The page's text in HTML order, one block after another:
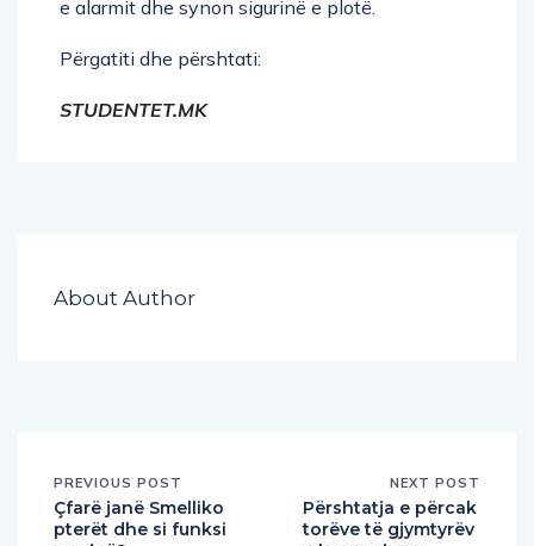
e alarmit dhe synon sigurinë e plotë.
Përgatiti dhe përshtati:
STUDENTET.MK
About Author
PREVIOUS POST
Çfarë janë Smelliko
pterët dhe si funksi
NEXT POST
Përshtatja e përcak
torëve të gjymtyrëv